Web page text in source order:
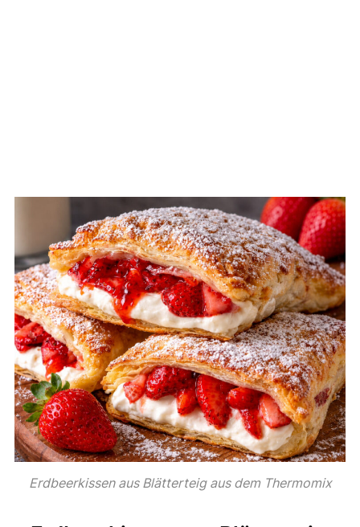
Erdbeerkissen aus Blätterteig aus dem Thermomix